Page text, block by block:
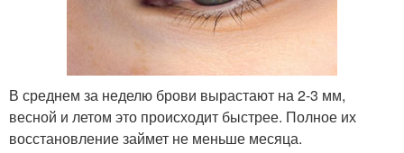
В среднем за неделю брови вырастают на 2-3 мм,
весной и летом это происходит быстрее. Полное их
восстановление займет не меньше месяца.